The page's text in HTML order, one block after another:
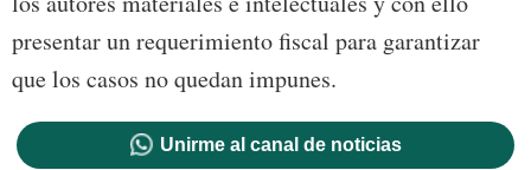
presentar un requerimiento fiscal para garantizar
que los casos no quedan impunes.
Unirme al canal de noticias